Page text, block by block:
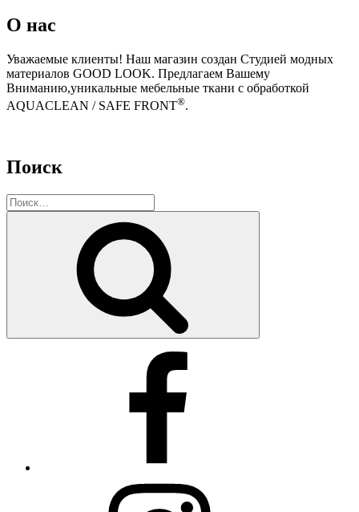
О нас
Уважаемые клиенты! Наш магазин создан Студией модных
материалов GOOD LOOK. Предлагаем Вашему
Вниманию,уникальные мебельные ткани с обработкой
AQUACLEAN / SAFE FRONT®.
Поиск
Искать: